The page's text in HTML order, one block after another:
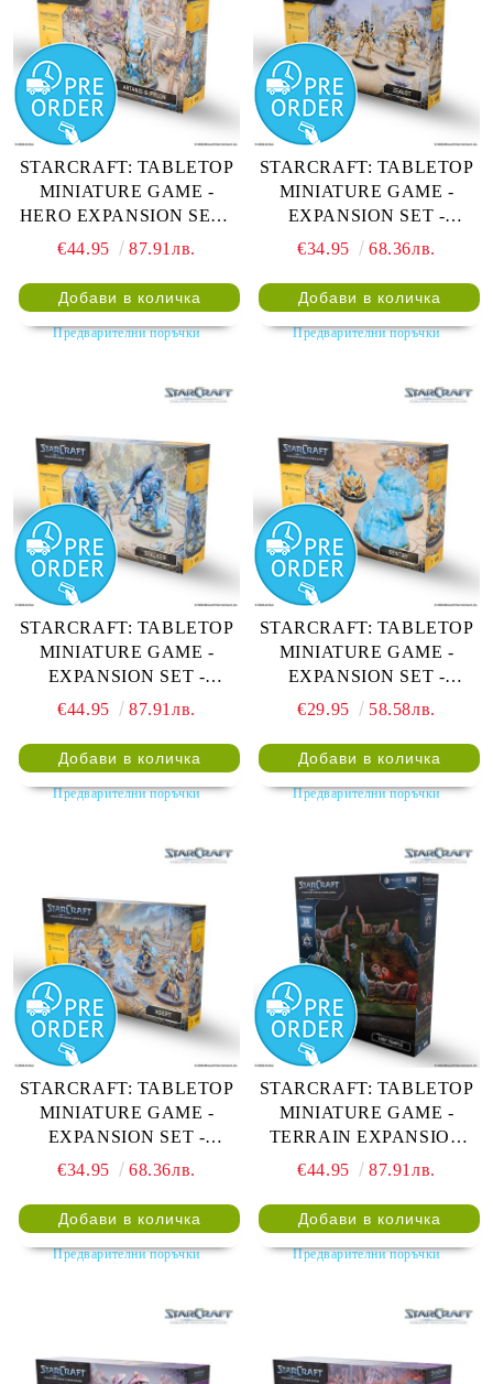
STARCRAFT: TABLETOP
MINIATURE GAME -
HERO EXPANSION SET -
PROTOSS: ARTANIS
€44.95 87.91лв.
Предварителни поръчки
STARCRAFT: TABLETOP
MINIATURE GAME -
EXPANSION SET -
PROTOSS: ZEALOT
€34.95 68.36лв.
Предварителни поръчки
STARCRAFT: TABLETOP
MINIATURE GAME -
EXPANSION SET -
PROTOSS: STALKER
€44.95 87.91лв.
Предварителни поръчки
STARCRAFT: TABLETOP
MINIATURE GAME -
EXPANSION SET -
PROTOSS: SENTRY
€29.95 58.58лв.
Предварителни поръчки
STARCRAFT: TABLETOP
MINIATURE GAME -
EXPANSION SET -
PROTOSS: ADEPT
€34.95 68.36лв.
Предварителни поръчки
STARCRAFT: TABLETOP
MINIATURE GAME -
TERRAIN EXPANSION
SET - LOST TEMPLE
€44.95 87.91лв.
Предварителни поръчки